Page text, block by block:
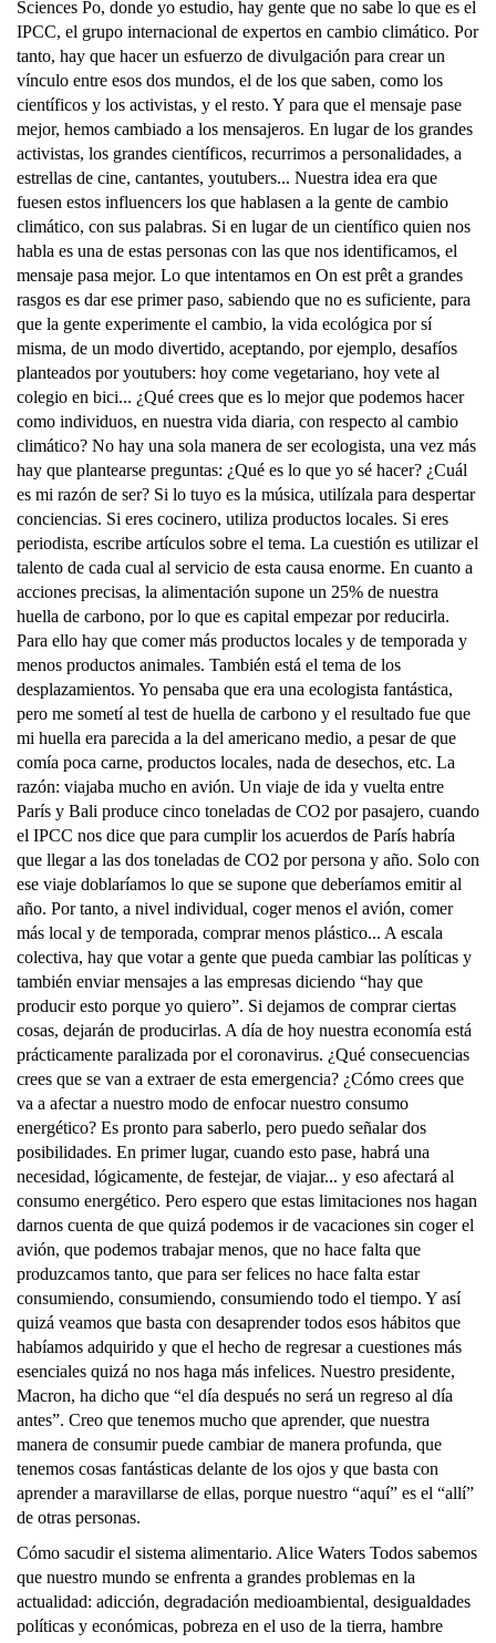
Sciences Po, donde yo estudio, hay gente que no sabe lo que es el
IPCC, el grupo internacional de expertos en cambio climático. Por
tanto, hay que hacer un esfuerzo de divulgación para crear un
vínculo entre esos dos mundos, el de los que saben, como los
científicos y los activistas, y el resto. Y para que el mensaje pase
mejor, hemos cambiado a los mensajeros. En lugar de los grandes
activistas, los grandes científicos, recurrimos a personalidades, a
estrellas de cine, cantantes, youtubers... Nuestra idea era que
fuesen estos influencers los que hablasen a la gente de cambio
climático, con sus palabras. Si en lugar de un científico quien nos
habla es una de estas personas con las que nos identificamos, el
mensaje pasa mejor. Lo que intentamos en On est prêt a grandes
rasgos es dar ese primer paso, sabiendo que no es suficiente, para
que la gente experimente el cambio, la vida ecológica por sí
misma, de un modo divertido, aceptando, por ejemplo, desafíos
planteados por youtubers: hoy come vegetariano, hoy vete al
colegio en bici... ¿Qué crees que es lo mejor que podemos hacer
como individuos, en nuestra vida diaria, con respecto al cambio
climático? No hay una sola manera de ser ecologista, una vez más
hay que plantearse preguntas: ¿Qué es lo que yo sé hacer? ¿Cuál
es mi razón de ser? Si lo tuyo es la música, utilízala para despertar
conciencias. Si eres cocinero, utiliza productos locales. Si eres
periodista, escribe artículos sobre el tema. La cuestión es utilizar el
talento de cada cual al servicio de esta causa enorme. En cuanto a
acciones precisas, la alimentación supone un 25% de nuestra
huella de carbono, por lo que es capital empezar por reducirla.
Para ello hay que comer más productos locales y de temporada y
menos productos animales. También está el tema de los
desplazamientos. Yo pensaba que era una ecologista fantástica,
pero me sometí al test de huella de carbono y el resultado fue que
mi huella era parecida a la del americano medio, a pesar de que
comía poca carne, productos locales, nada de desechos, etc. La
razón: viajaba mucho en avión. Un viaje de ida y vuelta entre
París y Bali produce cinco toneladas de CO2 por pasajero, cuando
el IPCC nos dice que para cumplir los acuerdos de París habría
que llegar a las dos toneladas de CO2 por persona y año. Solo con
ese viaje doblaríamos lo que se supone que deberíamos emitir al
año. Por tanto, a nivel individual, coger menos el avión, comer
más local y de temporada, comprar menos plástico... A escala
colectiva, hay que votar a gente que pueda cambiar las políticas y
también enviar mensajes a las empresas diciendo “hay que
producir esto porque yo quiero”. Si dejamos de comprar ciertas
cosas, dejarán de producirlas. A día de hoy nuestra economía está
prácticamente paralizada por el coronavirus. ¿Qué consecuencias
crees que se van a extraer de esta emergencia? ¿Cómo crees que
va a afectar a nuestro modo de enfocar nuestro consumo
energético? Es pronto para saberlo, pero puedo señalar dos
posibilidades. En primer lugar, cuando esto pase, habrá una
necesidad, lógicamente, de festejar, de viajar... y eso afectará al
consumo energético. Pero espero que estas limitaciones nos hagan
darnos cuenta de que quizá podemos ir de vacaciones sin coger el
avión, que podemos trabajar menos, que no hace falta que
produzcamos tanto, que para ser felices no hace falta estar
consumiendo, consumiendo, consumiendo todo el tiempo. Y así
quizá veamos que basta con desaprender todos esos hábitos que
habíamos adquirido y que el hecho de regresar a cuestiones más
esenciales quizá no nos haga más infelices. Nuestro presidente,
Macron, ha dicho que “el día después no será un regreso al día
antes”. Creo que tenemos mucho que aprender, que nuestra
manera de consumir puede cambiar de manera profunda, que
tenemos cosas fantásticas delante de los ojos y que basta con
aprender a maravillarse de ellas, porque nuestro “aquí” es el “allí”
de otras personas.
Cómo sacudir el sistema alimentario. Alice Waters Todos sabemos que nuestro mundo se enfrenta a grandes problemas en la actualidad: adicción, degradación medioambiental, desigualdades políticas y económicas, pobreza en el uso de la tierra, hambre infantil y por encima de todo el cambio climático. Pero todos estos problemas tan graves son en mi opinión el resultado de un mal más profundo y fundamental: todos ellos son subproductos de algo más insidioso, algo tan profundamente enraizado, tan destructivamente elemental y penetrante que abona el terreno para que todos los otros problemas puedan florecer. Y a no ser que lidiemos con este mal sistémico más profundo y oscuro, creo que todo el resto de problemas nunca llegarán a desparecer realmente. Quizá mejoren un poco, pero siempre regresarán bajo una u otra forma. Al no abordar este mal subyacente me da la sensación de que estamos tratando de curar los síntomas de la enfermedad sin enfrentarnos a las causas primordiales de la propia enfermedad. ¿Y cuál es ese mal más profundo y fundamental? El conocido autor Eric Schlosser ha señalado que en Estados Unidos vivimos en una “Fast Food Nation”. Es triste decir que en mi país la gente se alimenta principalmente a base de comida rápida. Y sorprendentemente, la gente no se da cuenta o no quiere darse cuenta. Es increíble que Eric escribiese ese libro hace veinte años y que la gente siga siendo adicta a la comida rápida. Por ejemplo, en Estados Unidos el 20 % de las comidas se consumen en el coche. El 85 % de los niños no comen ni una sola vez al día sentados a la mesa con su familia. Y la gente cree que la comida rápida es más asequible que la que uno mismo cocina. Así que quizá es algo que realmente no queremos ver. Si hay algo que he llegado a comprender claramente a lo largo de la última década es que la comida rápida no tiene que ver solamente con comida, sino con algo mucho más amplio: tiene que ver con la cultura. Y la cultura es el conocimiento, la experiencia, las creencias, los comportamientos, los mitos y las costumbres de una sociedad. Es la estructura moral invisible bajo todo aquello que nos guía de modo consciente e inconsciente y, por tanto, afecta a todo lo que hacemos. La cultura define nuestros puntos de vista, dicta nuestra visión del mundo y nuestro modo de actuar en él, cómo nos relacionamos con el medio ambiente, cómo nos vemos a nosotros mismos, cómo nos expresamos, cómo nos relacionamos entre nosotros, cómo nos sentimos, cómo hacemos negocios, cómo organizamos nuestro hogar, nuestra arquitectura, nuestras escuelas, nuestro entretenimiento, nuestro periodismo, cómo tratamos a los demás, la ropa que vestimos, nuestra política, etcétera, etcétera. La “cultura fast food” se ha convertido en la cultura predominante en Estados Unidos. Y me temo que también se está convirtiendo en la cultura predominante en todo el mundo. Y esto está ocurriendo porque la “cultura fast food”, como todas las culturas, tiene su propio sistema de valores, al que yo denomino los “valores fast food”. Si comes en un restaurante de comida rápida o al modo “fast food”, no solo te estás malnutriendo, sino que sin querer estás también digiriendo los valores de la “cultura fast food”. Y esos valores pasan a formar parte de ti, como la comida. Y una vez que esos valores se convierten en parte de ti, te cambian. Empiezas a tener una perspectiva diferente de las cosas, distintos anhelos, distintos estándares morales y distintas expectativas. Ahora tus deseos y apetitos están programados por la “cultura fast food” y por eso empiezas a crear un mundo deshumanizado para ti mismo sin siquiera saberlo, un mundo en el que los “valores fast food” son inherentes y parecen apropiados. Uniformidad. Este es un ejemplo de “valor fast food”, la idea de que todo debe ser igual allí donde vayas. El perrito caliente que te sirven en Nueva York debe ser exactamente igual que el que te dan en Río de Janeiro. La feijoada que comes en Sao Paulo debe ser la misma que la que te sirvan en Hong Kong. El macchiato de Starbucks que por lo visto puedes conseguir en cualquier parte hoy en día debe ser exactamente igual en Seattle o en Dubai. Y si no es así, es que algo va mal. La uniformidad es algo que damos por sentado. Y es algo que, de hecho, nos gusta mucho. Nos ayuda a sentirnos cómodos en lugares desconocidos, justo como la hamburguesa que podemos comernos en casa. “Ese taco sabe como el de México DF y tiene el mismo aspecto”. La uniformidad nos reconforta y nos ayuda a sentirnos seguros, o al menos creemos que lo hace, porque la uniformidad, como todos los “valores fast food”, esconde cualidades más profundas y oscuras. Hay algo sospechoso en ella, algo que rechazar, incluso algo que temer. Con el tiempo, quieres que todo, no solo la comida, tenga el mismo aspecto, quieres que todo sea igual. Buscas el mismo tipo de programas de televisión dondequiera que vayas, diseñas los mismos edificios en cada ciudad, empiezas a querer la misma ropa que todo el mundo lleva o buscas hoteles que te resulten familiares, cadenas, marcas, tiendas reconocibles en cada lugar al que vas. La uniformidad, como valor, promueve la pérdida de individualidad y regionalidad, la presión para ajustarse a la norma, la falta de respeto hacia aquello que es único, incluso los prejuicios y el control. Todos los huevos deben tener el mismo aspecto, todas las casas deben parecerse, todo el mundo debe comportarse de una determinada manera, o de lo contrario habrá que denunciarles. La velocidad es otro “valor fast food”. Las cosas tienen que ocurrir muy deprisa, mejor cuanto más rápido. Lo encargas y lo recibes. Si lo quieres, deberías tenerlo. Ahora mismo. Sin esperas. Cuanto más deprisa se hace algo, mejor. En Estados Unidos, Amazon te lleva la compra a tu puerta tan deprisa como puede. Incluso hay algunas empresas que te devuelven el dinero si no te llevan la comida a la hora a la que la esperas, lo que es bastante asombroso. Y cuando vives de esta manera, me temo que no son solo tus expectativas las que se ven deformadas, sino que nosotros mismos nos distraemos fácilmente, perdemos la noción de que las mejores cosas llevan su tiempo: cultivar alimentos, cocinar, aprender un idioma, montar un negocio o, si vamos al caso, llegar a conocer a alguien. Hoy en día nos sentimos frustrados si no obtenemos una gratificación instantánea. No hay maduración, no hay tiempo para la reflexión, no hay paciencia. Cuanto más deprisa se entregue, cuanto más deprisa se comunique, más valioso será. El tiempo es oro. ¿Cuántas vacas al día se pueden sacrificar en el matadero? ¿Cuántos pacientes por hora puede ver un médico? ¿Cuánto tardas en comer tu almuerzo? ¿A qué velocidad puedes bajarte los mensajes a tu teléfono? Disponibilidad. Otro “valor fast food”. La idea de que deberíamos poder conseguir todo aquello que queramos donde y cuando queramos, 24 horas al día y siete días por semana. Deberíamos poder conseguir un aguacate en los Andes en mitad del invierno. Y probablemente podemos. A veces puedes incluso conseguir agua Evian en Nairobi o una piña en Tierra de Fuego. La retorcida idea de la disponibilidad, en mi opinión, no sólo malcría a la gente, sino que hace que pierdan la noción de su situación en el tiempo y el espacio. Si la disponibilidad es constante, las temporadas dejan de tener importancia. ¿Por qué esperar a las últimas manzanas del verano que crecen a la vuelta de la esquina cuando podemos tener manzanas envasadas al vacío todo el año en el supermercado? De repente deja de estar claro, e incluso se convierte en irrelevante, si algo es originario de un cierto lugar. La cultura local y el carácter especial de lo que ocurre aquí y ahora se convierten en algo menos importante que la inmensa realidad (o irrealidad, según yo lo veo) global y homogeneizada del “puedes conseguir todo lo que quieras”. Lo barato. Esto es algo omnipresente en Estados Unidos. Hay una mezcla absoluta de lo barato y la disponibilidad. Existe la profunda sensación de que valor equivale a chollo. Compra dos y llévate uno gratis. Cuatro hamburguesas por un dólar. Come por menos. Una de las primeras cosas que Jeff Bezos, presidente de Amazon, hizo cuando compró Whole Foods, la cadena americana de supermercados semisostenibles, fue bajar los precios. Vale, algunos clientes se vieron beneficiados, pero ¿qué pasa con la gente que cultivaba esa comida y la llevaba al mercado? La “cultura fast food” hace que te olvides de ellos, lo que le conviene. También del coste medioambiental de la agricultura a gran escala. Y de la cantidad de carbono que se necesita para el transporte y la refrigeración. Con la preeminencia de lo barato ya nadie entiende el coste real de las cosas. En primer lugar, porque nadie se lo dice. En segundo lugar, porque los precios se ponen artificialmente, apoyados por subsidios, juegos de manos corporativos y créditos. Cuando lo barato tiene un valor tan elevado, la gente deja de hablar de la calidad de las cosas. O de lo malo o lo bueno que algo puede ser para ti o para el planeta. Sólo se habla de que es una ganga. “Menuda ganga”. Lo cierto es que -y esto es algo que todos necesitamos aprender- la comida debe ser asequible, pero nunca barata. Cuando escucho que alguien dice “lo compré más barato ahí”, intuitivamente pienso que en algún lugar hay alguien siendo explotado. No puedes no pagar por algo aquí por lo que alguien allí no está recibiendo lo que merece y esperar que no haya otros problemas allí, como los que tenemos con el medio ambiente y el cambio climático. Más es mejor. Cuanta más comida apiles en tu plato, más feliz serás. Cuantas más latas encuentres en los anaqueles del hipermercado, mejor. El buffet será muchísimo mejor cuanto más grande. Básicamente, cuanto más tengas, cuantas más opciones se te ofrezcan, mejor. Encuentro que este “valor fast food” es de lo más extraño, porque en lo que a mí respecta, cuando me dan muchas cosas, muchas opciones, me siento sobrepasada y agobiada. No hay espac